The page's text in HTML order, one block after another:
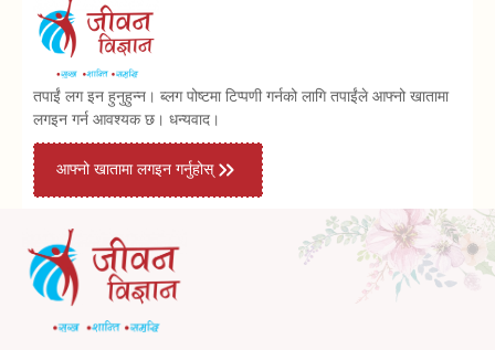
तपाईं लग इन हुनुहुन्न। ब्लग पोष्टमा टिप्पणी गर्नको लागि तपाईंले आफ्नो खातामा
लगइन गर्न आवश्यक छ। धन्यवाद।
आफ्नो खातामा लगइन गर्नुहोस्